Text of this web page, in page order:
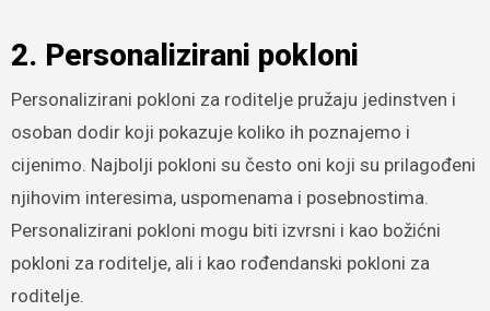
2. Personalizirani pokloni
Personalizirani pokloni za roditelje pružaju jedinstven i
osoban dodir koji pokazuje koliko ih poznajemo i
cijenimo. Najbolji pokloni su često oni koji su prilagođeni
njihovim interesima, uspomenama i posebnostima.
Personalizirani pokloni mogu biti izvrsni i kao božićni
pokloni za roditelje, ali i kao rođendanski pokloni za
roditelje.